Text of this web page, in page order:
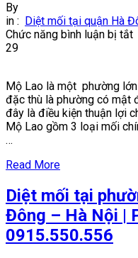
By
in : Diệt mối tại quận Hà
Chức năng bình luận bị tắtở
|
29
Mộ Lao là một phường
đặc thù là phường có mật
đây là điều kiện thuận lợi
Mộ Lao gồm 3 loại mối
…
Read More
Diệt mối tại
Đông – Hà Nội |
0915.550.556